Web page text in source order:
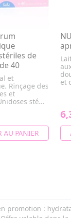
de
40
et
Rinçage des
et
sté...
AU PANIER
et
promotion :